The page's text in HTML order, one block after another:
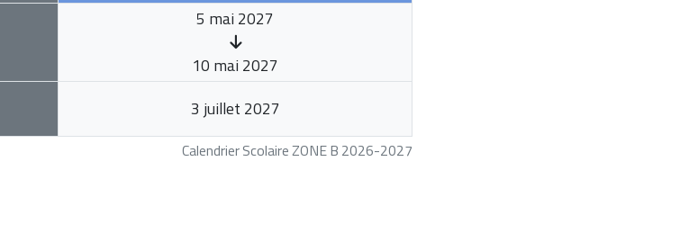
Calendrier Scolaire ZONE B 2026-2027
5 mai 2027
10 mai 2027
3 juillet 2027